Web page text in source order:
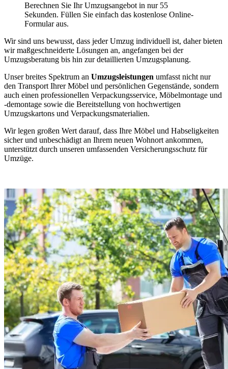
Berechnen Sie Ihr Umzugsangebot in nur 55
Sekunden. Füllen Sie einfach das kostenlose Online-
Formular aus.
Wir sind uns bewusst, dass jeder Umzug individuell ist, daher bieten
wir maßgeschneiderte Lösungen an, angefangen bei der
Umzugsberatung bis hin zur detaillierten Umzugsplanung.
Unser breites Spektrum an Umzugsleistungen umfasst nicht nur
den Transport Ihrer Möbel und persönlichen Gegenstände, sondern
auch einen professionellen Verpackungsservice, Möbelmontage und
-demontage sowie die Bereitstellung von hochwertigen
Umzugskartons und Verpackungsmaterialien.
Wir legen großen Wert darauf, dass Ihre Möbel und Habseligkeiten
sicher und unbeschädigt an Ihrem neuen Wohnort ankommen,
unterstützt durch unseren umfassenden Versicherungsschutz für
Umzüge.